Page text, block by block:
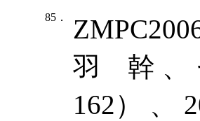
85．
羽 幹 、
162） 、